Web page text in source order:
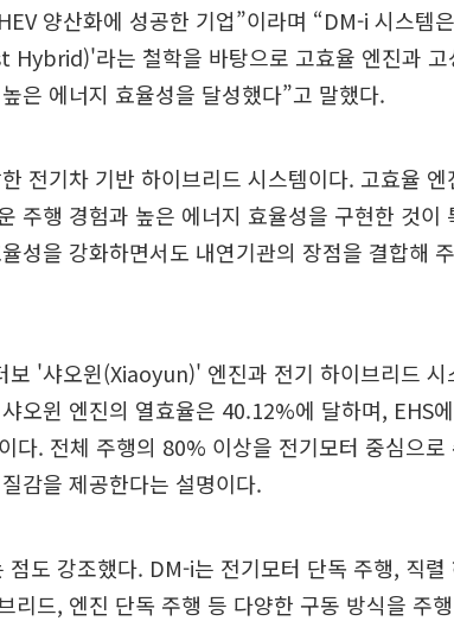
양산화에 성공한 기업”이라며 “DM-i 시스템
라는 철학을 바탕으로 고효율 엔진과 고
은 에너지 효율성을 달성했다”고 말했다.
전기차 기반 하이브리드 시스템이다. 고효율 엔
주행 경험과 높은 에너지 효율성을 구현한 것이
성을 강화하면서도 내연기관의 장점을 결합해
보 '샤오윈(Xiaoyun)' 엔진과 전기 하이브리드 시
오윈 엔진의 열효율은 40.12%에 달하며, EHS
다. 전체 주행의 80% 이상을 전기모터 중심으로
감을 제공한다는 설명이다.
점도 강조했다. DM-i는 전기모터 단독 주행, 직렬
리드, 엔진 단독 주행 등 다양한 구동 방식을 주